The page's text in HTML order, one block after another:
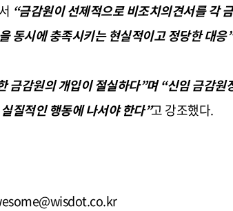
“금감원이 선제적으로 비조치의견서를 각
동시에 충족시키는 현실적이고 정당한 대응
금감원의 개입이 절실하다”며 “신임 금감원
질적인 행동에 나서야 한다”고 강조했다.